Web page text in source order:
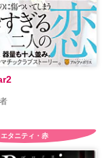
エタニティ・赤